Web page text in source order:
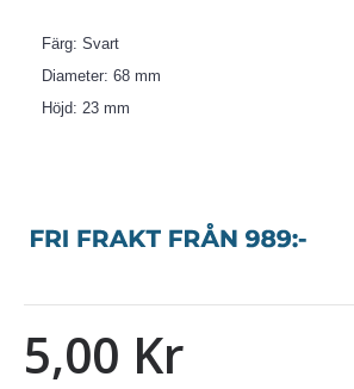
Färg: Svart
Diameter: 68 mm
Höjd: 23 mm
5,00 Kr